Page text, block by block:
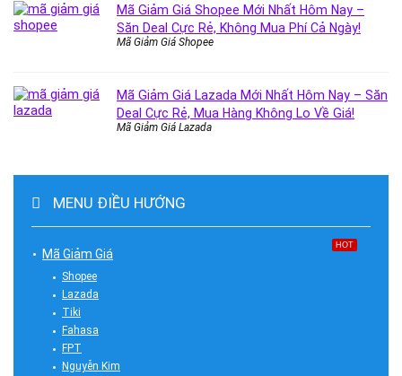
Mã Giảm Giá Shopee Mới Nhất Hôm Nay –
Săn Deal Cực Rẻ, Không Mua Phí Cả Ngày!
Mã Giảm Giá Shopee
Mã Giảm Giá Lazada Mới Nhất Hôm Nay – Săn
Deal Cực Rẻ, Mua Hàng Không Lo Về Giá!
Mã Giảm Giá Lazada
MENU ĐIỀU HƯỚNG
Mã Giảm Giá
HOT
Shopee
Lazada
Tiki
Fahasa
FPT
Nguyễn Kim